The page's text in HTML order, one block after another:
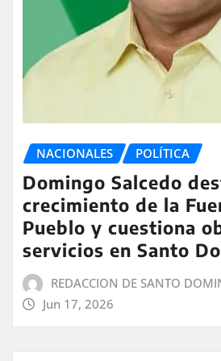
NACIONALES POLÍTICA
Domingo Salcedo
crecimiento de la
Pueblo y cuestiona
servicios en Santo
REDACCION DE SANTO
Jun 17, 2026